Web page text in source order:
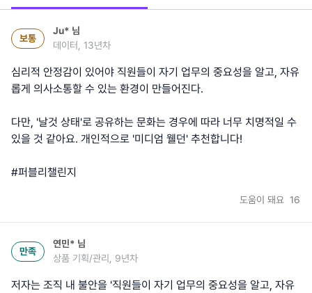
보통
Ju* 님
데이터, 13년차
심리적 안정감이 있어야 직원들이 자기 업무의 중요성을 알고, 자유
롭게 의사소통할 수 있는 환경이 만들어진다.
다만, '날것 상태'로 공유하는 문화는 경우에 따라 너무 치명적일 수
있을 것 같아요. 개인적으로 '미디엄 웰던' 추천합니다!
#퍼블리챌린지
도움이 돼요 16
만족
연민* 님
상품 기획/관리, 9년차
저자는 조직 내 불안을 '직원들이 자기 업무의 중요성을 알고, 자유